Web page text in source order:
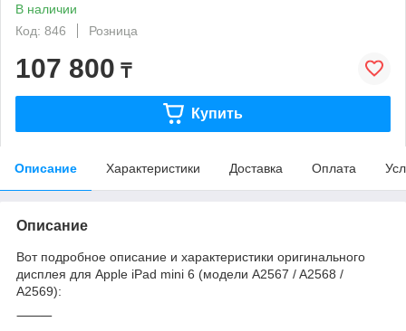
В наличии
Код: 846
Розница
107 800 ₸
Купить
Описание Характеристики Доставка Оплата
Описание
Вот подробное описание и характеристики оригинального
дисплея для Apple iPad mini 6 (модели A2567 / A2568 /
A2569):
⸻